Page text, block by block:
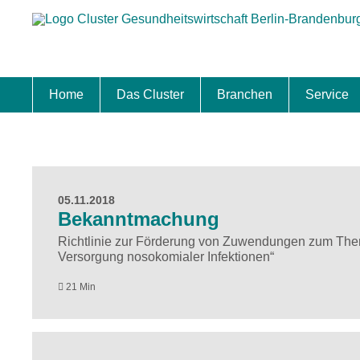
Home Das Cluster Branchen Service
05.11.2018
Bekanntmachung
Richtlinie zur Förderung von Zuwendungen zum
Versorgung nosokomialer Infektionen“
21 Min